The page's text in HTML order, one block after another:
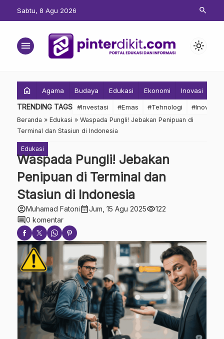
Sabtu, 8 Agu 2026 search
menu light_mode
home Agama Budaya Edukasi Ekonomi Inovasi
TRENDING TAGS #Investasi #Emas #Tehnologi #Inovasi
Beranda » Edukasi » Waspada Pungli! Jebakan Penipuan di
Terminal dan Stasiun di Indonesia
Edukasi
Waspada Pungli! Jebakan
Penipuan di Terminal dan
Stasiun di Indonesia
account_circleMuhamad Fatonicalendar_monthJum, 15 Agu 2025visibility122
comment0 komentar